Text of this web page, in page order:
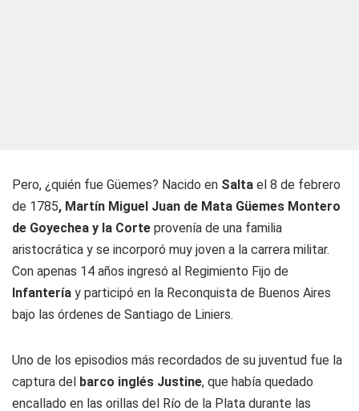
Pero, ¿quién fue Güemes? Nacido en Salta el 8 de febrero
de 1785, Martín Miguel Juan de Mata Güemes Montero
de Goyechea y la Corte provenía de una familia
aristocrática y se incorporó muy joven a la carrera militar.
Con apenas 14 años ingresó al Regimiento Fijo de
Infantería y participó en la Reconquista de Buenos Aires
bajo las órdenes de Santiago de Liniers.
Uno de los episodios más recordados de su juventud fue la
captura del barco inglés Justine, que había quedado
encallado en las orillas del Río de la Plata durante las